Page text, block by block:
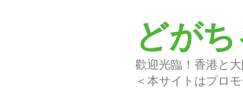
どが
歡迎光臨！
＜本サイトはプロ